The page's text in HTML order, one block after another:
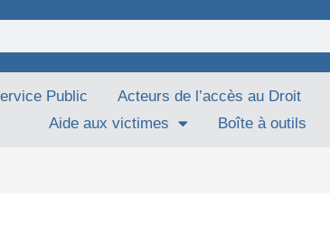
Public Acteurs de l’accès au Droit
Aide aux victimes
Boîte à outils